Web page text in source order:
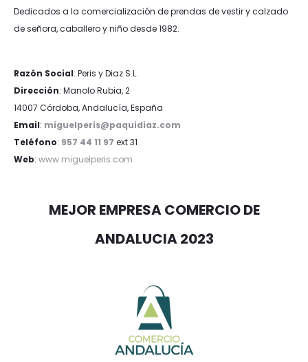
Dedicados a la comercialización de prendas de vestir y calzado
de señora, caballero y niño desde 1982.
Razón Social: Peris y Diaz S.L.
Dirección: Manolo Rubia, 2
14007 Córdoba, Andalucía, España
Email: miguelperis@paquidiaz.com
Teléfono: 957 44 11 97 ext 31
Web: www.miguelperis.com
MEJOR EMPRESA COMERCIO DE
ANDALUCIA 2023